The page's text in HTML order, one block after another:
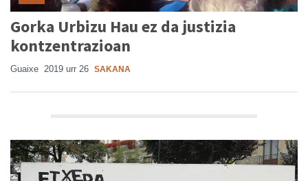
Gorka Urbizu Hau ez da justizia
kontzentrazioan
Guaixe 2019 urr 26 SAKANA